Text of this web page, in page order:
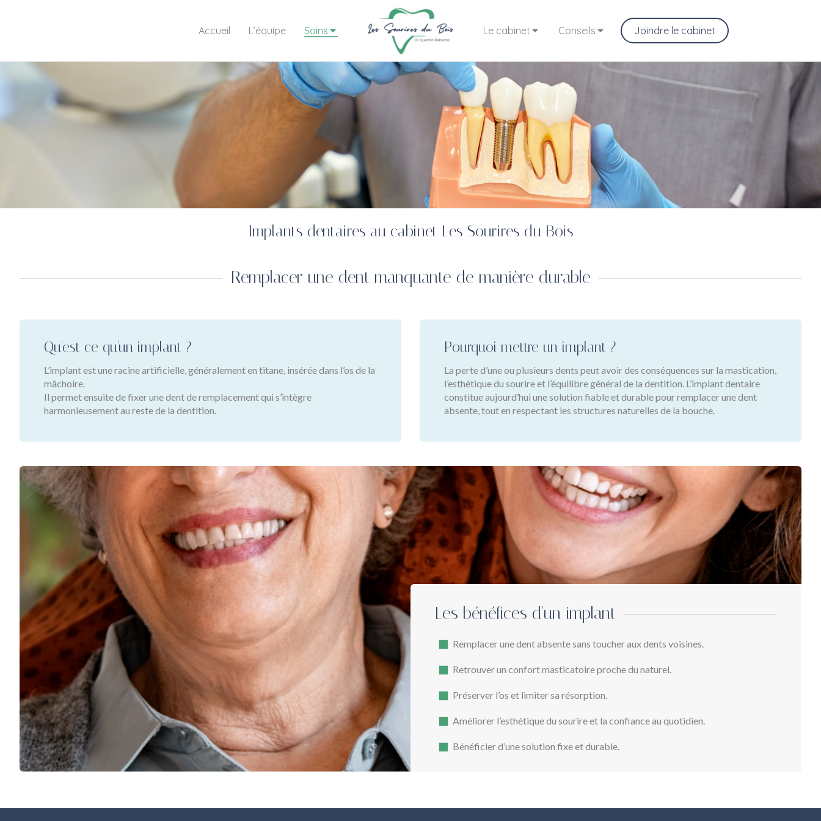
Accueil L’équipe Soins Le cabinet Conseils Joindre le cabinet
Implants dentaires au cabinet Les Sourires du Bois
Remplacer une dent manquante de manière durable
Qu'est ce qu'un implant ?
L’implant est une racine artificielle, généralement en titane, insérée dans l’os de la
mâchoire.
Il permet ensuite de fixer une dent de remplacement qui s’intègre
harmonieusement au reste de la dentition.
Pourquoi mettre un implant ?
La perte d’une ou plusieurs dents peut avoir des conséquences sur la mastication,
l’esthétique du sourire et l’équilibre général de la dentition. L’implant dentaire
constitue aujourd’hui une solution fiable et durable pour remplacer une dent
absente, tout en respectant les structures naturelles de la bouche.
Les bénéfices d'un implant
Remplacer une dent absente sans toucher aux dents voisines.
Retrouver un confort masticatoire proche du naturel.
Préserver l’os et limiter sa résorption.
Améliorer l’esthétique du sourire et la confiance au quotidien.
Bénéficier d’une solution fixe et durable.